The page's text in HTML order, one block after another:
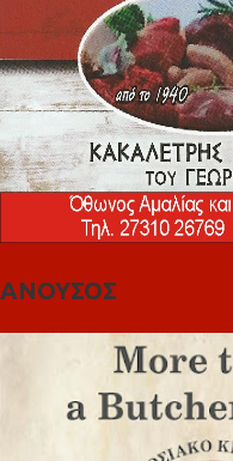
ΑΝΟΥΣΟΣ